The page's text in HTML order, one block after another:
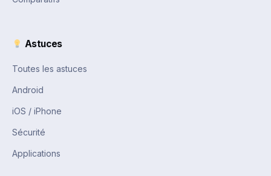
Astuces
Toutes les astuces
Android
iOS / iPhone
Sécurité
Applications